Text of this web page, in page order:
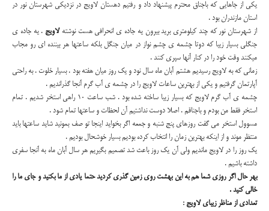
یکی از جاهایی که باجناق محترم پیشنهاد داد و رفتیم دهستان لاویج در نزدیکی شهرستان نور در
استان مازندران بود .
از شهرستان نور که چند کیلومتری برید بیرون یه جاده ی انحرافی هست نوشتهلاویج . یه جاده ی
جنگلی بسیار زیبا که دوتا چشمه ی چشم نواز در میان جنگل بلکه ساعتها هر بیننده ای رو مجاب
میکنند وقت خود را در کنار آنها سپری کنند .
زمانی که به لاویج رسیدیم هشتم آبان ماه سال نود و یک روز میان هفته بود . بسیار خلوت . به راحتی
آپارتمان گرفتیم و یکی از بهترین ساعات لاویج را در چشمه ی آب گرم آنجا گذراندیم .
چشمه ی آب گرم لاویج که بسیار زیبا ساخته شده بود . شب ساعت 10 راهی استخر شدیم . تمام
استخر فقط من بودم و باجناقم . اصلا دوست نداشتیم آن لحظات و ساعتها تمام شود .
مسوول استخر می گفت روزهای پنج شنبه و جمعه اگر بخواید اینجا تو صف بمونید شاید ساعتها باید
منتظر موند و از اینکه بهترین زمان را انتخاب کرده بودیم بسیار خوشحال بودیم .
یک روز را در لاویج ماندیم ولی آن یک روز باعث شد تصمیم بگیریم هر سال آبان ماه به آنجا سفری
داشته باشیم .
بهر حال اگر روزی شما هم به این بهشت روی زمین گذری کردید حتما یادی از ما بکنید و جای ما را
خالی کنید .
تعدادی از مناظر زیبای لاویج :